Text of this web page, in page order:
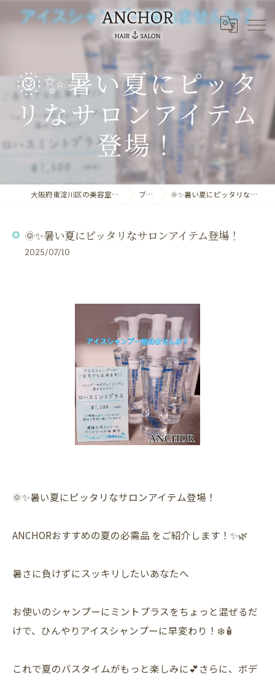
🌞✨暑い夏にピッタ
リなサロンアイテム
登場！
大阪府東淀川区の美容室ならANCHOR laule'a ブログ 🌞✨暑い夏にピッタリなサロンアイテム登場！
🌞✨暑い夏にピッタリなサロンアイテム登場！
2025/07/10
🌞✨暑い夏にピッタリなサロンアイテム登場！
ANCHORおすすめの夏の必需品 をご紹介します！✨🌿
暑さに負けずにスッキリしたいあなたへ
お使いのシャンプーにミントプラスをちょっと混ぜるだ
けで、ひんやりアイスシャンプーに早変わり！❄️🧴
これで夏のバスタイムがもっと楽しみに💕さらに、ボデ